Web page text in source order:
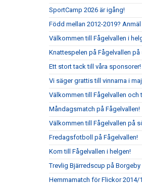
SportCamp 2026 är igång!
Född mellan 2012-2019?
Välkommen till Fågelvallen i
Knattespelen på Fågelvallen
Ett stort tack till våra sponsorer!
Vi säger grattis till vinnarna i
Välkommen till Fågelvallen
Måndagsmatch på Fågelvallen!
Välkommen till Fågelvallen på
Fredagsfotboll på Fågelvallen!
Kom till Fågelvallen i helgen!
Trevlig Bjärredscup på
Hemmamatch för Flickor 2014/